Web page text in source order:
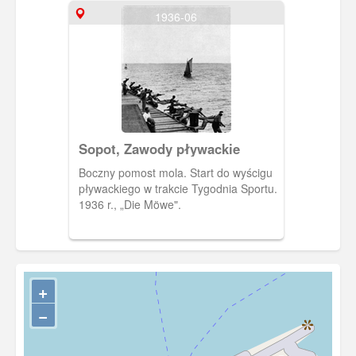
1936-06
Sopot, Zawody pływackie
Boczny pomost mola. Start do wyścigu
pływackiego w trakcie Tygodnia Sportu.
1936 r., „Die Möwe".
+
−